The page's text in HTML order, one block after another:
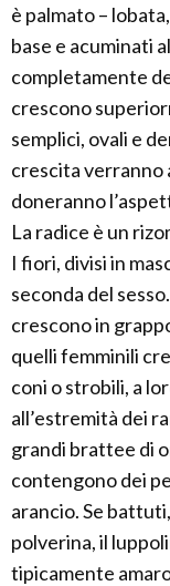
è palmato –
base e acuminati
completamente
crescono
semplici, ovali e
crescita verranno
doneranno
La radice è un
I fiori, divisi in
seconda del
crescono in
quelli femminili
coni o strobili, a
all’estremità dei
grandi brattee di
contengono dei
arancio. Se
polverina, il
tipicamente